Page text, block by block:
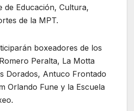
de Educación, Cultura,
de la MPT.
boxeadores de los
Peralta, La Motta
Dorados, Antuco Frontado
Orlando Fune y la Escuela